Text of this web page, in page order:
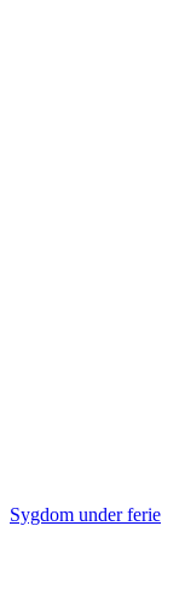
Sygdom under ferie